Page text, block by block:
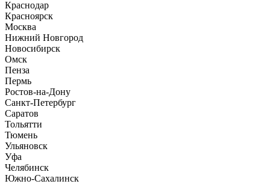
Краснодар
Красноярск
Москва
Нижний Новгород
Новосибирск
Омск
Пенза
Пермь
Ростов-на-Дону
Санкт-Петербург
Саратов
Тольятти
Тюмень
Ульяновск
Уфа
Челябинск
Южно-Сахалинск